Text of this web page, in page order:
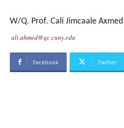
W/Q. Prof. Cali Jimcaale Axmed
ali.ahmed@qc.cuny.edu
Facebook Twitter